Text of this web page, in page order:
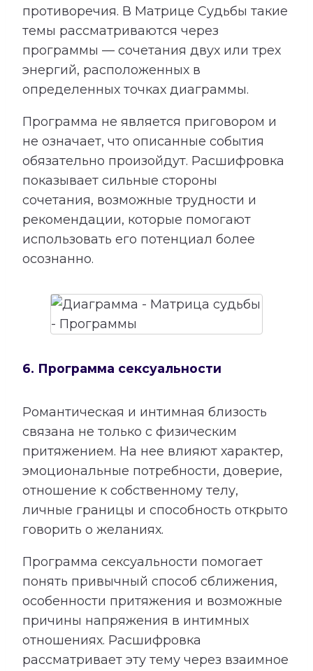
противоречия. В Матрице Судьбы такие
темы рассматриваются через
программы — сочетания двух или трех
энергий, расположенных в
определенных точках диаграммы.
Программа не является приговором и
не означает, что описанные события
обязательно произойдут. Расшифровка
показывает сильные стороны
сочетания, возможные трудности и
рекомендации, которые помогают
использовать его потенциал более
осознанно.
6. Программа сексуальности
Романтическая и интимная близость
связана не только с физическим
притяжением. На нее влияют характер,
эмоциональные потребности, доверие,
отношение к собственному телу,
личные границы и способность открыто
говорить о желаниях.
Программа сексуальности помогает
понять привычный способ сближения,
особенности притяжения и возможные
причины напряжения в интимных
отношениях. Расшифровка
рассматривает эту тему через взаимное